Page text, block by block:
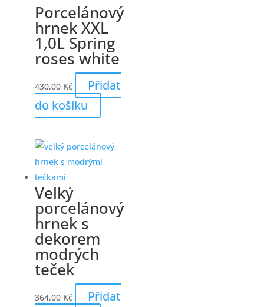
Porcelánový
hrnek XXL
1,0L Spring
roses white
430,00 Kč
Přidat
do košíku
Velký
porcelánový
hrnek s
dekorem
modrých
teček
364,00 Kč
Přidat